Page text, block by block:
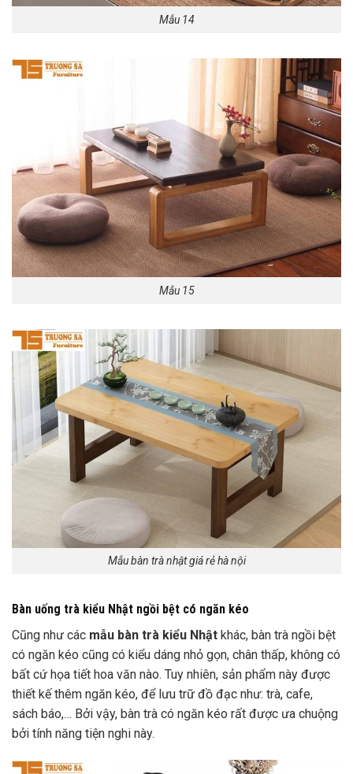
Mẫu 14
Mẫu 15
Mẫubàn trà nhật giá rẻ hà nội
Bàn uống trà kiểu Nhật ngồi bệt có ngăn kéo
Cũng như các mẫu bàn trà kiểu Nhật khác, bàn trà ngồi bệt
có ngăn kéo cũng có kiểu dáng nhỏ gọn, chân thấp, không có
bất cứ họa tiết hoa văn nào. Tuy nhiên, sản phẩm này được
thiết kế thêm ngăn kéo, để lưu trữ đồ đạc như: trà, cafe,
sách báo,… Bởi vậy, bàn trà có ngăn kéo rất được ưa chuộng
bởi tính năng tiện nghi này.